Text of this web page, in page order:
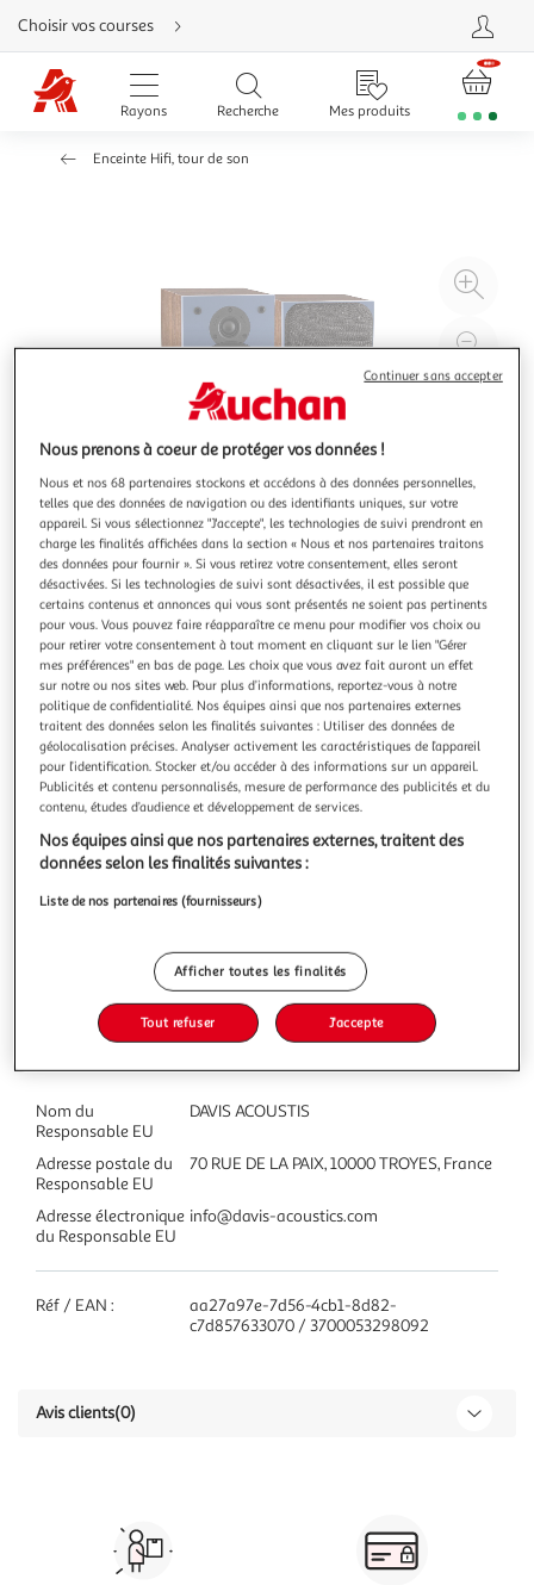
Aller
directement
au
contenu
Aller
directement
Aller
Choisir vos courses
Rayons Recherche Mes produits
Enceinte Hifi, tour de son
à
Illustration
précédente
Illustration
suivante
DAVIS
Enceinte bibliothèque ARIANE 1 Bleu/Noyer x2
Bi-amplification : Non Dolby ATMOS : Non Impédance
minimale : 5 Ohms NFC : Non
En savoir +
Vous voulez connaître le prix de ce produit ?
Afficher le prix
Caractéristiques
Nom du
Responsable EU
DAVIS ACOUSTIS
Adresse postale du
Responsable EU
70 RUE DE LA PAIX, 10000 TROYES, France
Adresse électronique
du Responsable EU
info@davis-acoustics.com
Réf / EAN :
aa27a97e-7d56-4cb1-8d82-
c7d857633070 / 3700053298092
Avis clients(0)
Nous prenons à coeur de protéger vos données !
Nous et nos 68 partenaires stockons et accédons à des données personnelles,
telles que des données de navigation ou des identifiants uniques, sur votre
appareil. Si vous sélectionnez "J'accepte", les technologies de suivi prendront en
charge les finalités affichées dans la section « Nous et nos partenaires traitons
des données pour fournir ». Si vous retirez votre consentement, elles seront
désactivées. Si les technologies de suivi sont désactivées, il est possible que
certains contenus et annonces qui vous sont présentés ne soient pas pertinents
pour vous. Vous pouvez faire réapparaître ce menu pour modifier vos choix ou
pour retirer votre consentement à tout moment en cliquant sur le lien "Gérer
mes préférences" en bas de page. Les choix que vous avez fait auront un effet
sur notre ou nos sites web. Pour plus d’informations, reportez-vous à notre
politique de confidentialité. Nos équipes ainsi que nos partenaires externes
traitent des données selon les finalités suivantes : Utiliser des données de
géolocalisation précises. Analyser activement les caractéristiques de l’appareil
pour l’identification. Stocker et/ou accéder à des informations sur un appareil.
Publicités et contenu personnalisés, mesure de performance des publicités et du
contenu, études d’audience et développement de services.
Nos équipes ainsi que nos partenaires externes, traitent des
données selon les finalités suivantes :
Liste de nos partenaires (fournisseurs)
Afficher toutes les finalités
Tout refuser J'accepte
Continuer sans accepter